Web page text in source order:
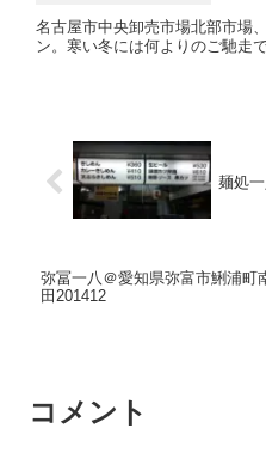
名古屋市中央卸売市場北部市場
ン。寒い冬には何よりのご馳走で
麺処
弥冨一八＠愛知県弥富市鯏浦町
田201412
コメント